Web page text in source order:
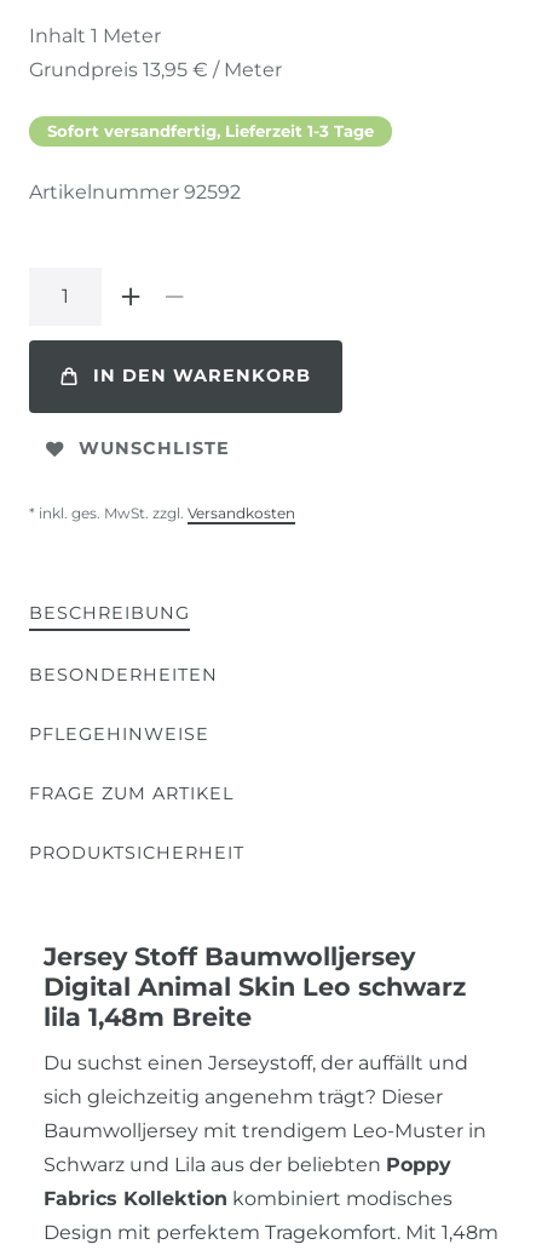
Inhalt 1 Meter
Grundpreis 13,95 € / Meter
Sofort versandfertig, Lieferzeit 1-3 Tage
Artikelnummer 92592
IN DEN WARENKORB
WUNSCHLISTE
* inkl. ges. MwSt. zzgl. Versandkosten
BESCHREIBUNG
BESONDERHEITEN
PFLEGEHINWEISE
FRAGE ZUM ARTIKEL
PRODUKTSICHERHEIT
Jersey Stoff Baumwolljersey
Digital Animal Skin Leo schwarz
lila 1,48m Breite
Du suchst einen Jerseystoff, der auffällt und
sich gleichzeitig angenehm trägt? Dieser
Baumwolljersey mit trendigem Leo-Muster in
Schwarz und Lila aus der beliebten Poppy
Fabrics Kollektion kombiniert modisches
Design mit perfektem Tragekomfort. Mit 1,48m